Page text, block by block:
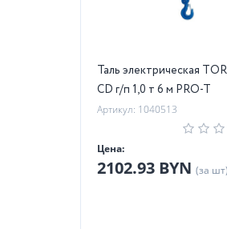
Таль электрическая
CD г/п 1,0 т 6 м PRO-T
Артикул: 1040513
Цена:
2102.93 BYN (за шт)